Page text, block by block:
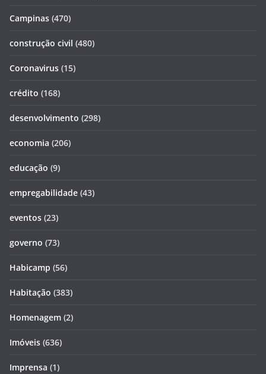
Campinas (470)
construção civil (480)
Coronavirus (15)
crédito (168)
desenvolvimento (298)
economia (206)
educação (9)
empregabilidade (43)
eventos (23)
governo (73)
Habicamp (56)
Habitação (383)
Homenagem (2)
Imóveis (636)
Imprensa (1)